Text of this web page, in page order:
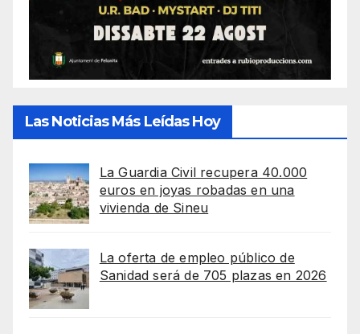
Las Noticias Más Leídas Hoy
La Guardia Civil recupera 40.000
euros en joyas robadas en una
vivienda de Sineu
La oferta de empleo público de
Sanidad será de 705 plazas en 2026